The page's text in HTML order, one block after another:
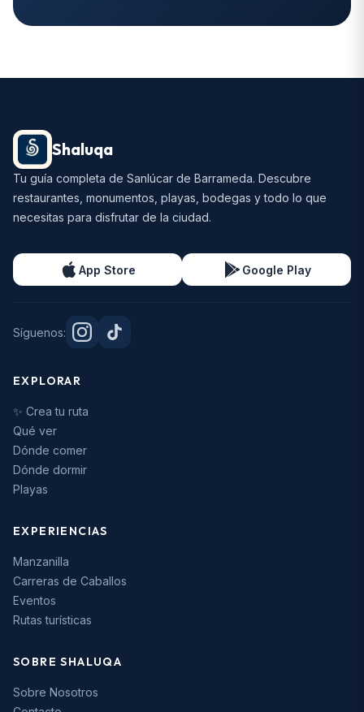
Shaluqa
Tu guía completa de Sanlúcar de Barrameda. Descubre
restaurantes, monumentos, playas, bodegas y todo lo que
necesitas para disfrutar de la ciudad.
App Store Google Play
Síguenos:
EXPLORAR
✨ Crea tu ruta
Qué ver
Dónde comer
Dónde dormir
Playas
EXPERIENCIAS
Manzanilla
Carreras de Caballos
Eventos
Rutas turísticas
SOBRE SHALUQA
Sobre Nosotros